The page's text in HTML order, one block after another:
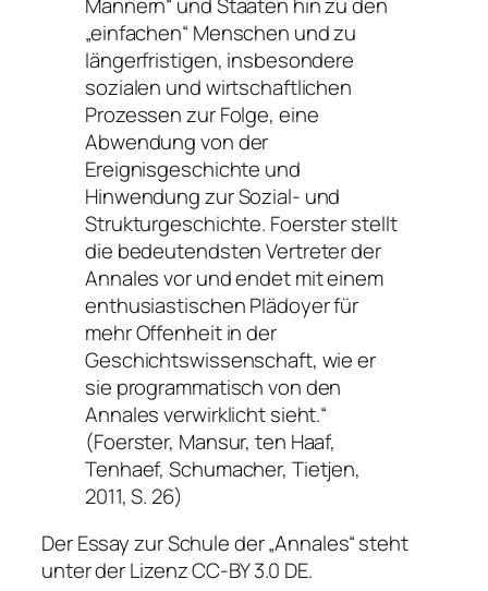
„einfachen“ Menschen und zu
längerfristigen, insbesondere
sozialen und wirtschaftlichen
Prozessen zur Folge, eine
Abwendung von der
Ereignisgeschichte und
Hinwendung zur Sozial- und
Strukturgeschichte. Foerster stellt
die bedeutendsten Vertreter der
Annales vor und endet mit einem
enthusiastischen Plädoyer für
mehr Offenheit in der
Geschichtswissenschaft, wie er
sie programmatisch von den
Annales verwirklicht sieht.“
(Foerster, Mansur, ten Haaf,
Tenhaef, Schumacher, Tietjen,
2011, S. 26)
Der Essay zur Schule der „Annales“ steht
unter der Lizenz CC-BY 3.0 DE.